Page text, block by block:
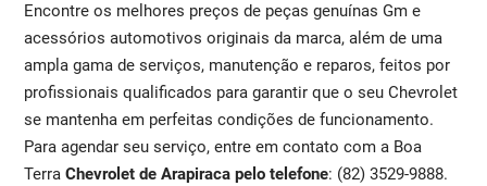
Encontre os melhores preços de peças genuínas Gm e
acessórios automotivos originais da marca, além de uma
ampla gama de serviços, manutenção e reparos, feitos por
profissionais qualificados para garantir que o seu Chevrolet
se mantenha em perfeitas condições de funcionamento.
Para agendar seu serviço, entre em contato com a Boa
TerraChevrolet de Arapiraca pelo telefone: (82) 3529-9888.